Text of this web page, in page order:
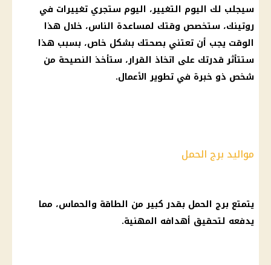
سيجلب لك اليوم التغيير، اليوم ستجري تغييرات في
روتينك، ستخصص وقتك لمساعدة الناس، خلال هذا
الوقت يجب أن تعتني بصحتك بشكل خاص، بسبب هذا
ستتأثر قدرتك على اتخاذ القرار، ستأخذ النصيحة من
شخص ذو خبرة في تطوير الأعمال.
مواليد برج الحمل
يتمتع برج الحمل بقدر كبير من الطاقة والحماس، مما
يدفعه لتحقيق أهدافه المهنية.